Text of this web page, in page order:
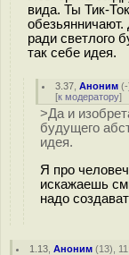
вида. Ты Тик-
ради светлого
так себе идея.
3.37 ,Аноним (-
[к модератору]
>Да и
будущего
идея.
Я про
искажаешь
надо
1.13 ,Аноним (13),